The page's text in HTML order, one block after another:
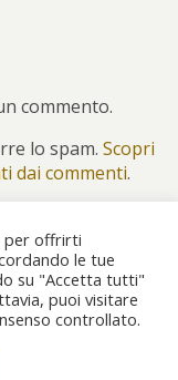
commento.
lo spam. Scopri
dai commenti.
per offrirti
le tue
su "Accetta tutti"
puoi visitare
controllato.